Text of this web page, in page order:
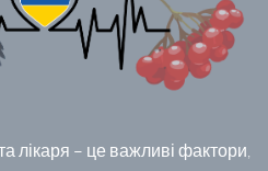
лікаря – це важливі фактори,